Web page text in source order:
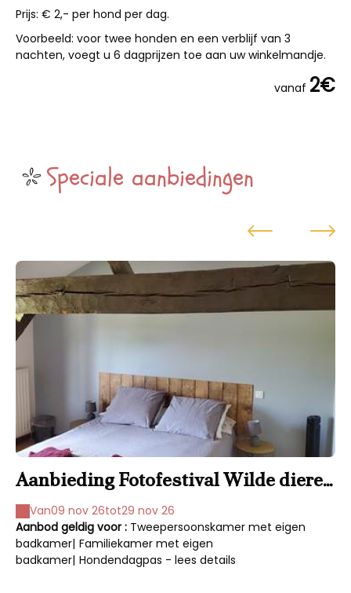
Prijs: € 2,- per hond per dag.
Voorbeeld: voor twee honden en een verblijf van 3
nachten, voegt u 6 dagprijzen toe aan uw winkelmandje.
vanaf 2€
Speciale aanbiedingen
Aanbieding Fotofestival Wilde dieren
en Natuur Photography Festival 2026
Van09 nov 26tot29 nov 26
Aanbod geldig voor : Tweepersoonskamer met eigen
badkamer| Familiekamer met eigen
badkamer| Hondendagpas - lees details